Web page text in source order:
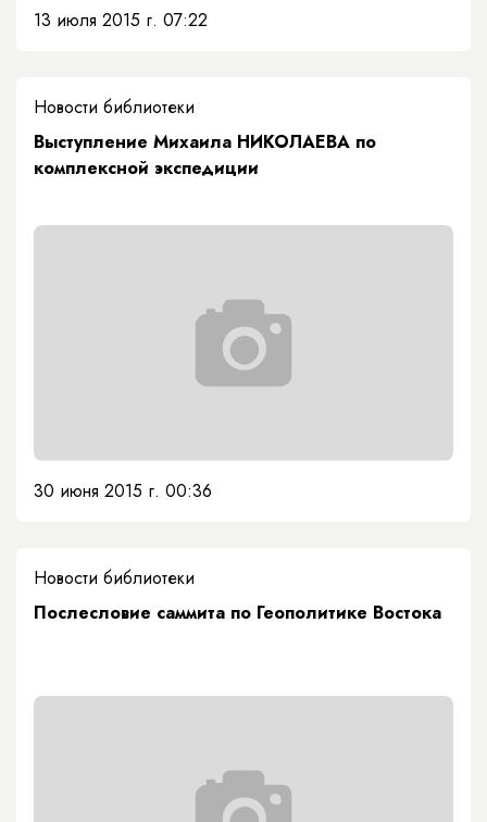
13 июля 2015 г. 07:22
Новости библиотеки
Выступление Михаила НИКОЛАЕВА по
комплексной экспедиции
30 июня 2015 г. 00:36
Новости библиотеки
Послесловие саммита по Геополитике Востока